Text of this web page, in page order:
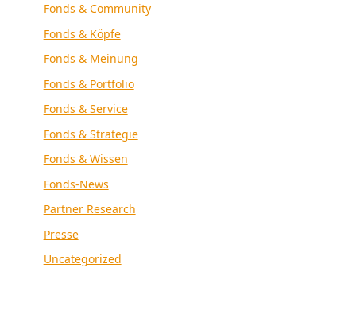
Fonds & Community
Fonds & Köpfe
Fonds & Meinung
Fonds & Portfolio
Fonds & Service
Fonds & Strategie
Fonds & Wissen
Fonds-News
Partner Research
Presse
Uncategorized